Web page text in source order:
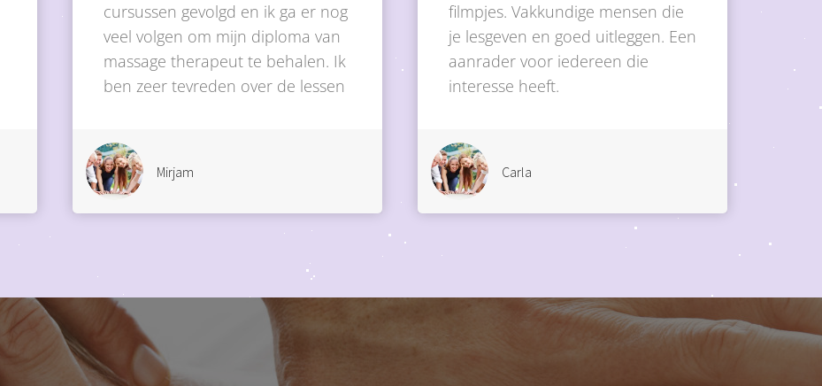
cursussen gevolgd en ik ga er nog
veel volgen om mijn diploma van
massage therapeut te behalen. Ik
ben zeer tevreden over de lessen
Mirjam
filmpjes. Vakkundige mensen die
je lesgeven en goed uitleggen. Een
aanrader voor iedereen die
interesse heeft.
Carla